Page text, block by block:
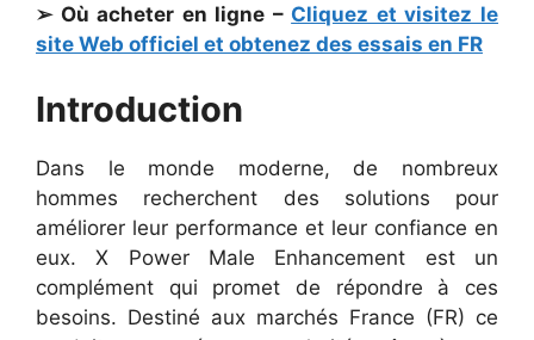
➢ Où acheter en ligne – Cliquez et visitez le
site Web officiel et obtenez des essais en FR
Introduction
Dans le monde moderne, de nombreux
hommes recherchent des solutions pour
améliorer leur performance et leur confiance en
eux. X Power Male Enhancement est un
complément qui promet de répondre à ces
besoins. Destiné aux marchés France (FR) ce